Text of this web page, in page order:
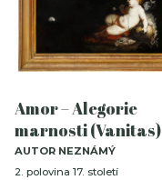
Amor – Alegorie
marnosti (Vanitas)
AUTOR NEZNÁMÝ
2. polovina 17. století